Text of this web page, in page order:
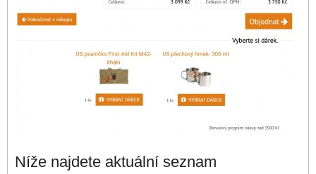
Níže najdete aktuální seznam